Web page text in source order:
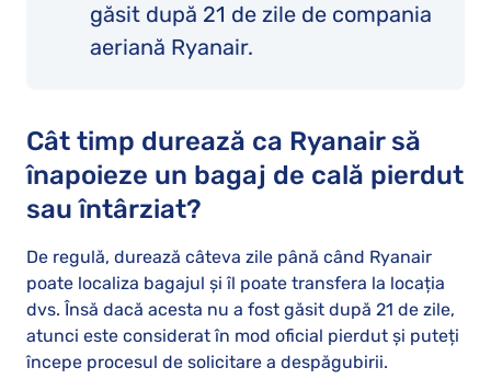
găsit după 21 de zile de compania
aeriană Ryanair.
Cât timp durează ca Ryanair să
înapoieze un bagaj de cală pierdut
sau întârziat?
De regulă, durează câteva zile până când Ryanair
poate localiza bagajul și îl poate transfera la locația
dvs. Însă dacă acesta nu a fost găsit după 21 de zile,
atunci este considerat în mod oficial pierdut și puteți
începe procesul de solicitare a despăgubirii.